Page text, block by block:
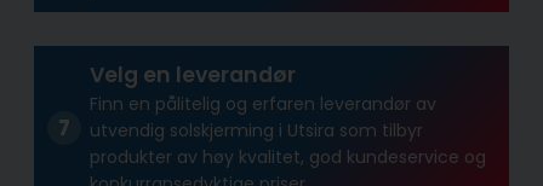
Velg en leverandør
Finn en pålitelig og erfaren leverandør av
utvendig solskjerming i Utsira som tilbyr
produkter av høy kvalitet, god kundeservice og